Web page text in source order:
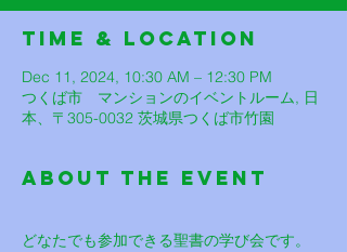
Time & Location
Dec 11, 2024, 10:30 AM – 12:30 PM
つくば市 マンションのイベントルーム, 日
本、〒305-0032 茨城県つくば市竹園
About The Event
どなたでも参加できる聖書の学び会です。